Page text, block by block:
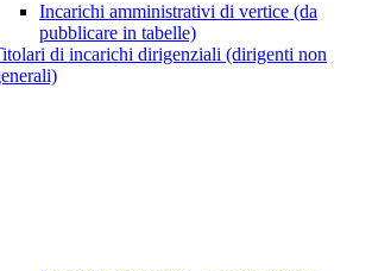
Incarichi amministrativi di vertice (da
pubblicare in tabelle)
di incarichi dirigenziali (dirigenti non